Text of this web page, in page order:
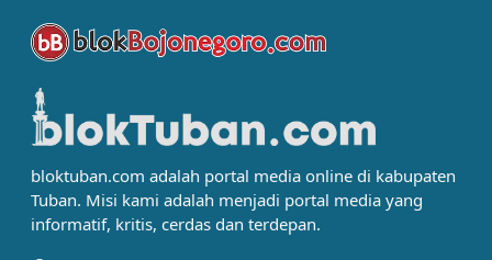
bloktuban.com adalah portal media online di kabupaten
Tuban. Misi kami adalah menjadi portal media yang
informatif, kritis, cerdas dan terdepan.